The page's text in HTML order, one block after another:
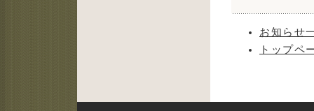
お知らせ
トップペ